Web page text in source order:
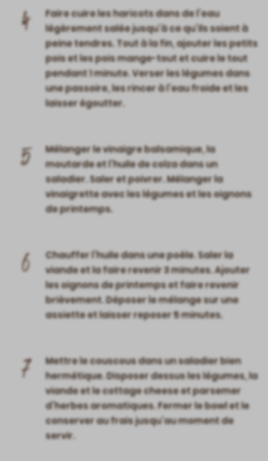
4
Faire cuire les haricots dans de l’eau
légèrement salée jusqu’à ce qu’ils soient à
peine tendres. Tout à la fin, ajouter les petits
pois et les pois mange-tout et cuire le tout
pendant 1 minute. Verser les légumes dans
une passoire, les rincer à l’eau froide et les
laisser égoutter.
5
Mélanger le vinaigre balsamique, la
moutarde et l’huile de colza dans un
saladier. Saler et poivrer. Mélanger la
vinaigrette avec les légumes et les oignons
de printemps.
6
Chauffer l’huile dans une poêle. Saler la
viande et la faire revenir 3 minutes. Ajouter
les oignons de printemps et faire revenir
brièvement. Déposer le mélange sur une
assiette et laisser reposer 5 minutes.
7
Mettre le couscous dans un saladier bien
hermétique. Disposer dessus les légumes, la
viande et le cottage cheese et parsemer
d’herbes aromatiques. Fermer le bowl et le
conserver au frais jusqu’au moment de
servir.